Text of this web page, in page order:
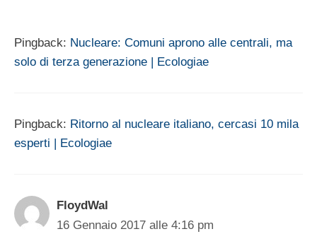
Pingback: Nucleare: Comuni aprono alle centrali, ma
solo di terza generazione | Ecologiae
Pingback: Ritorno al nucleare italiano, cercasi 10 mila
esperti | Ecologiae
FloydWal
16 Gennaio 2017 alle 4:16 pm